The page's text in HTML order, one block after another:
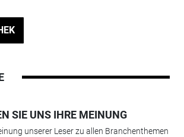
SIE UNS IHRE MEINUNG
unserer Leser zu allen Branchenthemen